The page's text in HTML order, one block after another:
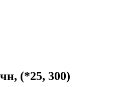
(*25, 300)